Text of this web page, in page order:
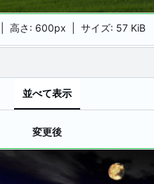
| 高さ: 600px サイズ: 57 KiB
並べて表示
変更後